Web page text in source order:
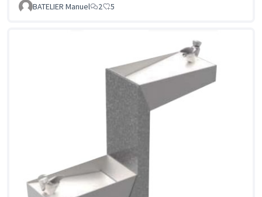
BATELIER Manuel
2 5